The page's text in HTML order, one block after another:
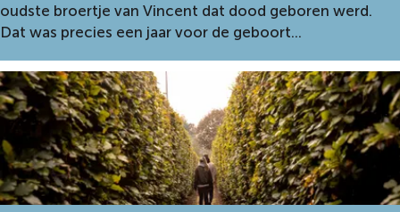
n
f
b
o
e
r
V
n
c
oudste broertje van Vincent dat dood geboren werd.
Dat was precies een jaar voor de geboort...